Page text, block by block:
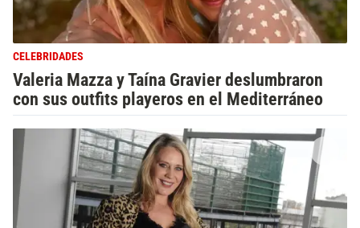
CELEBRIDADES
Valeria Mazza y Taína Gravier deslumbraron
con sus outfits playeros en el Mediterráneo